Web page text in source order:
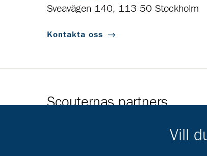
Sveavägen 140, 113 50 Stockholm
Kontakta oss
Scouternas partners
Vill